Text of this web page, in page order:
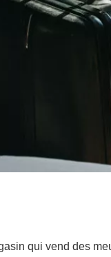
qui vend des